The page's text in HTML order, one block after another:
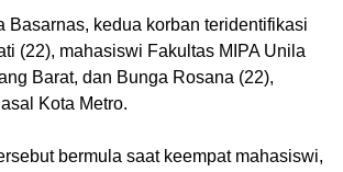
Basarnas, kedua korban teridentifikasi
(22), mahasiswi Fakultas MIPA Unila
Barat, dan Bunga Rosana (22),
Kota Metro.
bermula saat keempat mahasiswi,